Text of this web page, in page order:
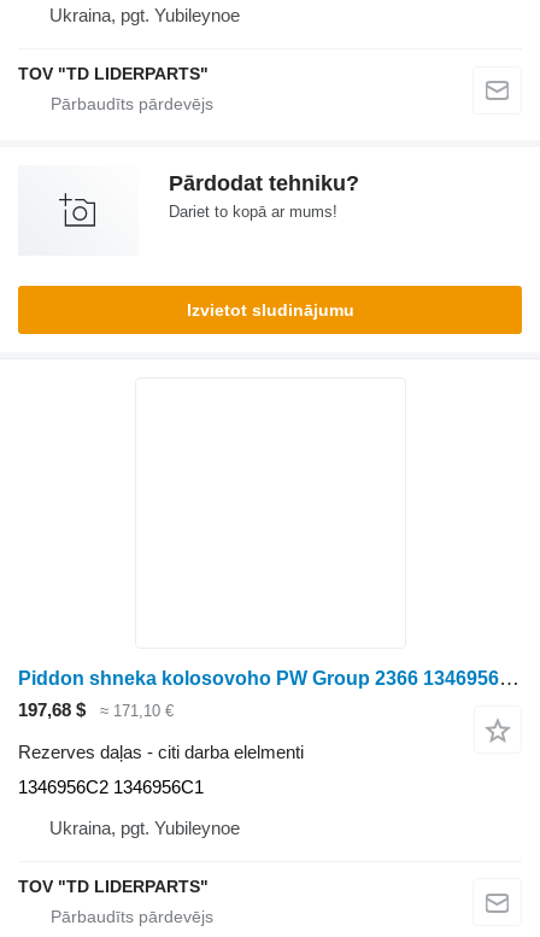
Ukraina, pgt. Yubileynoe
TOV "TD LIDERPARTS"
Pārdodat tehniku?
Dariet to kopā ar mums!
Izvietot sludinājumu
Piddon shneka kolosovoho PW Group 2366 1346956C2 paredzēts graudu kombaina
197,68 $ ≈ 171,10 €
Rezerves daļas - citi darba elelmenti
1346956C2 1346956C1
Ukraina, pgt. Yubileynoe
TOV "TD LIDERPARTS"